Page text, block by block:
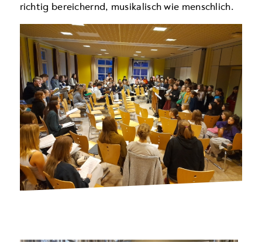
richtig bereichernd, musikalisch wie menschlich.